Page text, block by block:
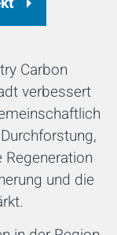
Carbon
verbessert
und die